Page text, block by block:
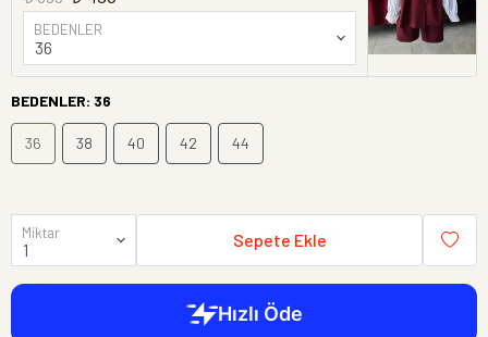
BEDENLER
BEDENLER: 36
36 38 40 42 44
Miktar Sepete Ekle